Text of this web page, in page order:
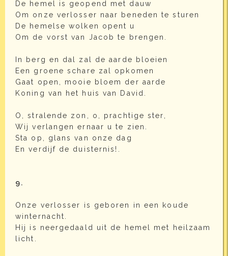
De hemel is geopend met dauw
Om onze verlosser naar beneden te sturen
De hemelse wolken opent u
Om de vorst van Jacob te brengen.
In berg en dal zal de aarde bloeien
Een groene schare zal opkomen
Gaat open, mooie bloem der aarde
Koning van het huis van David.
O, stralende zon, o, prachtige ster,
Wij verlangen ernaar u te zien.
Sta op, glans van onze dag
En verdijf de duisternis!.
9.
Onze verlosser is geboren in een koude
winternacht.
Hij is neergedaald uit de hemel met heilzaam
licht.